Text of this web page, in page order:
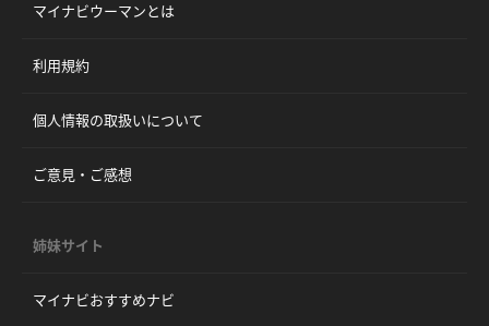
マイナビウーマンとは
利用規約
個人情報の取扱いについて
ご意見・ご感想
姉妹サイト
マイナビおすすめナビ